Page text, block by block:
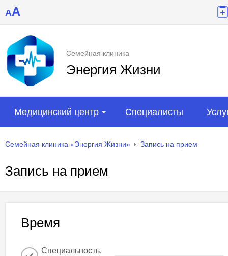
AA
Семейная клиника
Энергия Жизни
Медицинский центр Специалисты
Семейная клиника «Энергия Жизни» Запись на прием
Запись на прием
Время
Специальность,